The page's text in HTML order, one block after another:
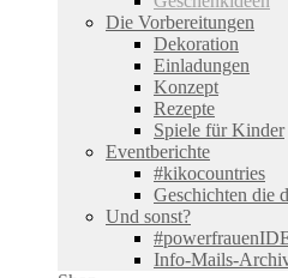
Die Vorbereitungen
Dekoration
Einladungen
Konzept
Rezepte
Spiele für Kinder
Eventberichte
#kikocountries
Geschichten die
Und sonst?
Info-Mails-